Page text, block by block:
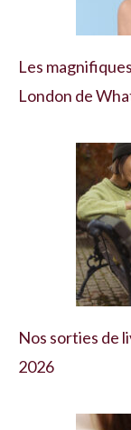
Les
London de
Nos sorties de
2026